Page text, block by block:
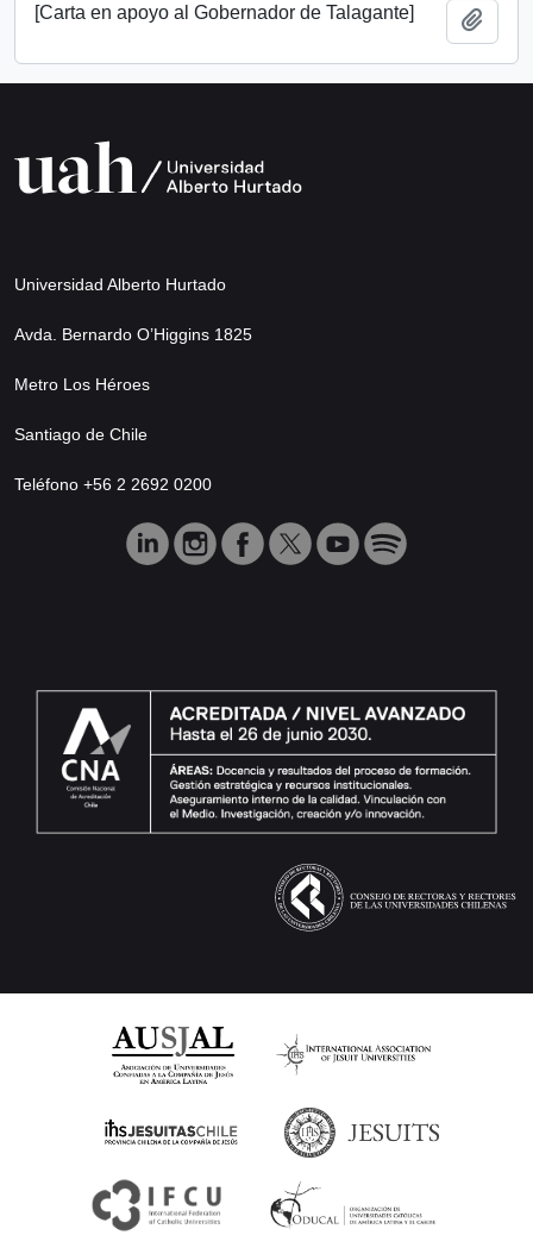
[Carta en apoyo al Gobernador de Talagante]
Universidad Alberto Hurtado
Avda. Bernardo O’Higgins 1825
Metro Los Héroes
Santiago de Chile
Teléfono +56 2 2692 0200